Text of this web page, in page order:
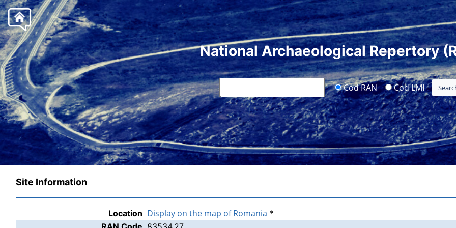
National Archaeological Repertory
Cod RAN Cod LMI
Site Information
Location Display on the map of Romania *